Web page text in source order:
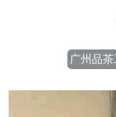
广州品